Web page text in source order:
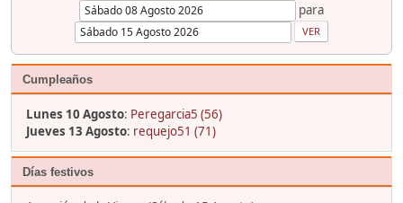
para
Cumpleaños
Lunes 10 Agosto: Peregarcia5 (56)
Jueves 13 Agosto: requejo51 (71)
Días festivos